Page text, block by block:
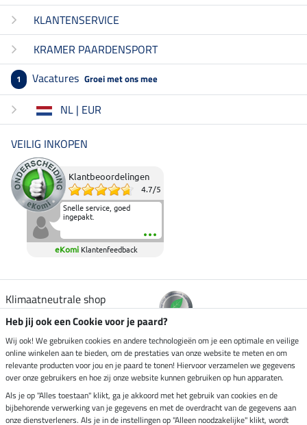
KLANTENSERVICE
KRAMER PAARDENSPORT
1 Vacatures Groei met ons mee
NL | EUR
VEILIG INKOPEN
Klantbeoordelingen
4.7/5
Snelle service, goed
ingepakt.
eKomi Klantenfeedback
Klimaatneutrale shop
Verzending per
Veilig betalen met
Heb jij ook een Cookie voor je paard?
Wij ook! We gebruiken cookies en andere technologieën om je een optimale en veilige
online winkelen aan te bieden, om de prestaties van onze website te meten en om
relevante producten voor jou en je paard te tonen! Hiervoor verzamelen we gegevens
over onze gebruikers en hoe zij onze website kunnen gebruiken op hun apparaten.
Als je op "Alles toestaan" klikt, ga je akkoord met het gebruik van cookies en de
bijbehorende verwerking van je gegevens en met de overdracht van de gegevens aan
onze dienstverleners. Als je in de instellingen op "Alleen noodzakelijke" klikt, wordt